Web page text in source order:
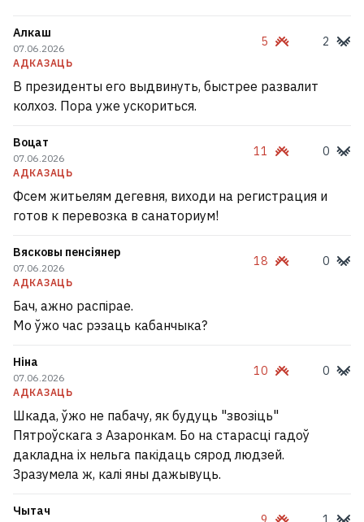
Алкаш
07.06.2026
АДКАЗАЦЬ
5 2
В президенты его выдвинуть, быстрее развалит
колхоз. Пора уже ускориться.
Воцат
07.06.2026
АДКАЗАЦЬ
11 0
Фсем житьелям дегевня, виходи на регистрация и
готов к перевозка в санаториум!
Вясковы пенсіянер
07.06.2026
АДКАЗАЦЬ
18 0
Бач, ажно распірае.
Мо ўжо час рэзаць кабанчыка?
Ніна
07.06.2026
АДКАЗАЦЬ
10 0
Шкада, ўжо не пабачу, як будуць "звозіць"
Пятроўскага з Азаронкам. Бо на старасці гадоў
дакладна іх нельга пакідаць сярод людзей.
Зразумела ж, калі яны дажывуць.
Чытач